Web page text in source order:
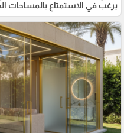
يرغب في الاستمتاع بالمساحات